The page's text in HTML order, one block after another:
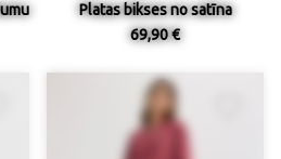
Platas bikses no satīna
69,90 €